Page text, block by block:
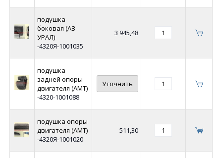
подушка
боковая (АЗ
УРАЛ)
-4320Я-1001035
3 945,48
подушка
задней опоры
двигателя (АМТ)
-4320-1001088
Уточнить
подушка опоры
двигателя (АМТ)
-4320Я-1001020
511,30